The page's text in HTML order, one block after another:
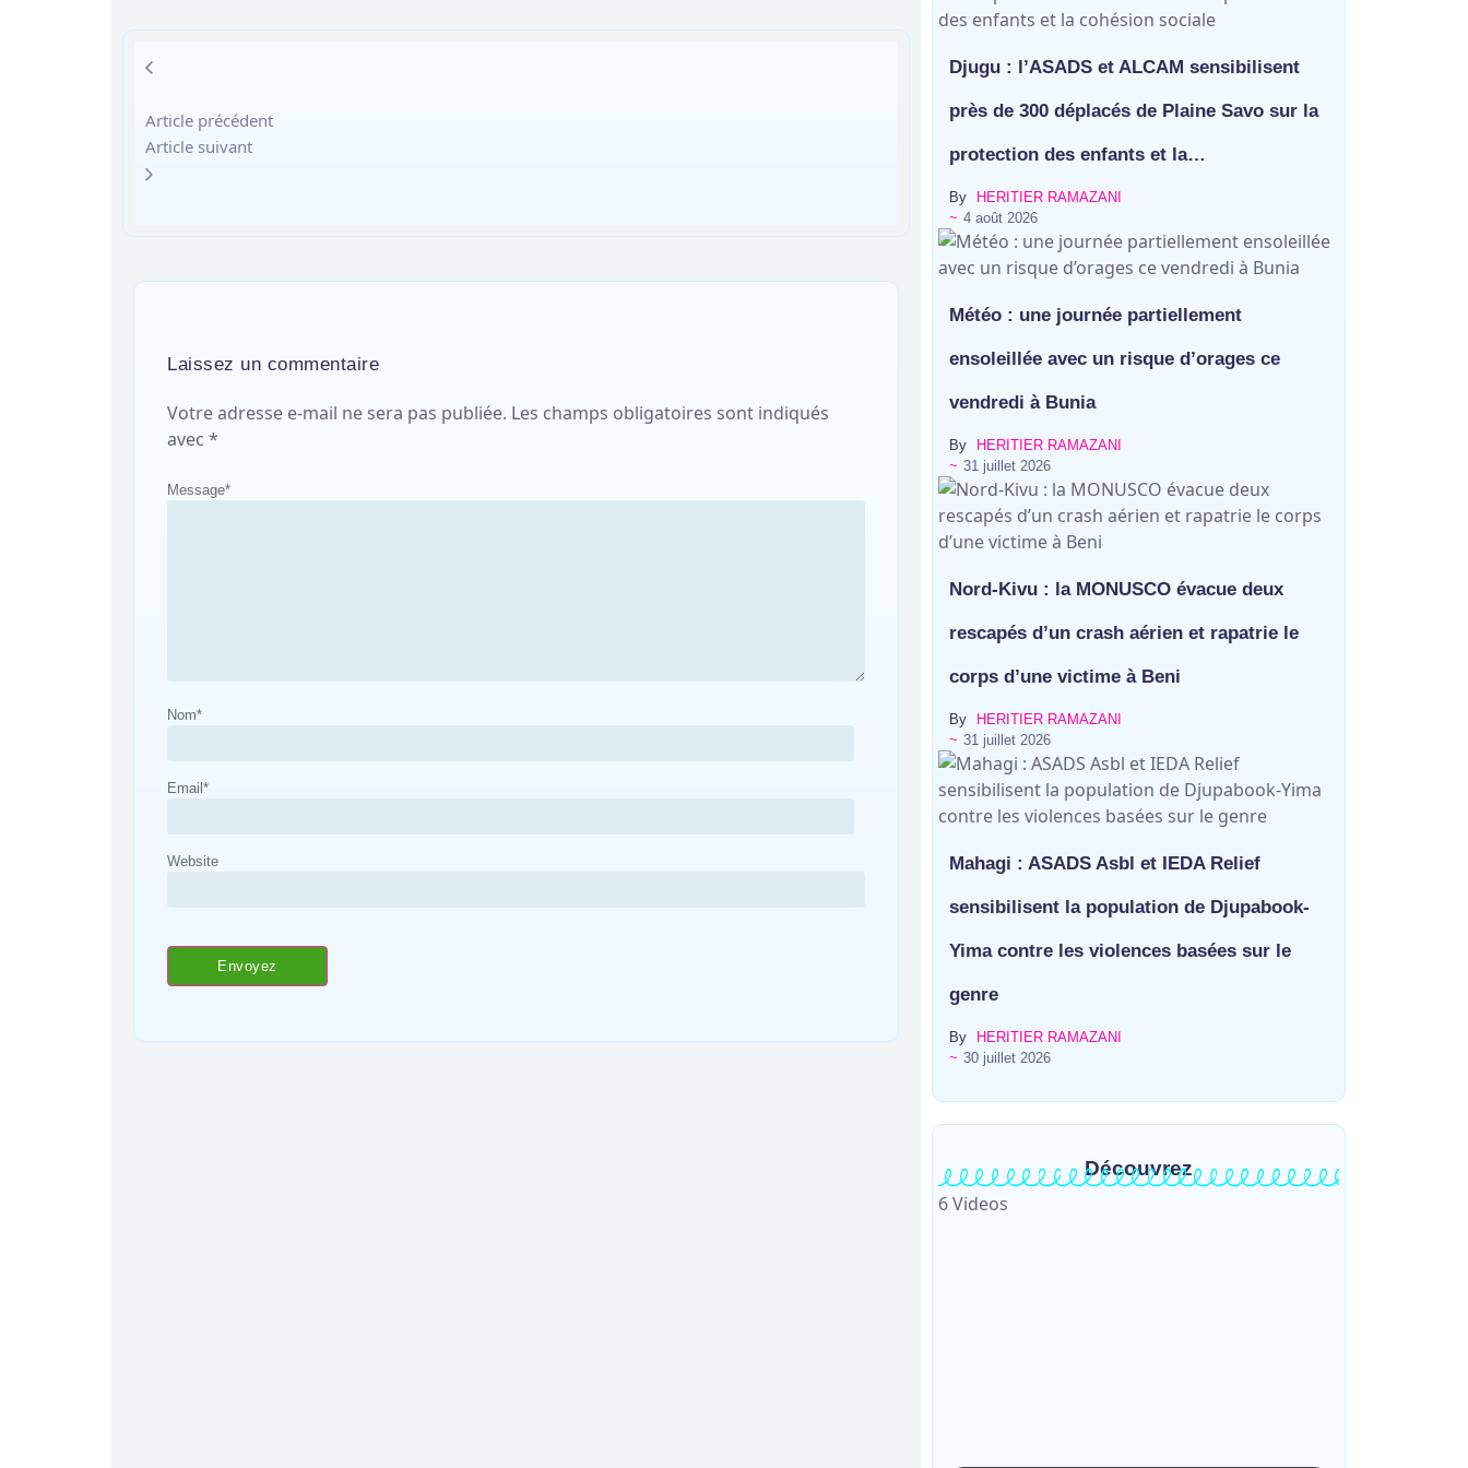
Article précédent
Article suivant
Laissez un commentaire
Votre adresse e-mail ne sera pas publiée. Les champs obligatoires sont indiqués
avec *
Message*
Nom*
Email*
Website
Djugu : l’ASADS et ALCAM sensibilisent
près de 300 déplacés de Plaine Savo sur la
protection des enfants et la…
By
HERITIER RAMAZANI
~ 4 août 2026
Météo : une journée partiellement
ensoleillée avec un risque d’orages ce
vendredi à Bunia
By
HERITIER RAMAZANI
~ 31 juillet 2026
Nord-Kivu : la MONUSCO évacue deux
rescapés d’un crash aérien et rapatrie le
corps d’une victime à Beni
By
HERITIER RAMAZANI
~ 31 juillet 2026
Mahagi : ASADS Asbl et IEDA Relief
sensibilisent la population de Djupabook-
Yima contre les violences basées sur le
genre
By
HERITIER RAMAZANI
~ 30 juillet 2026
Découvrez
6 Videos